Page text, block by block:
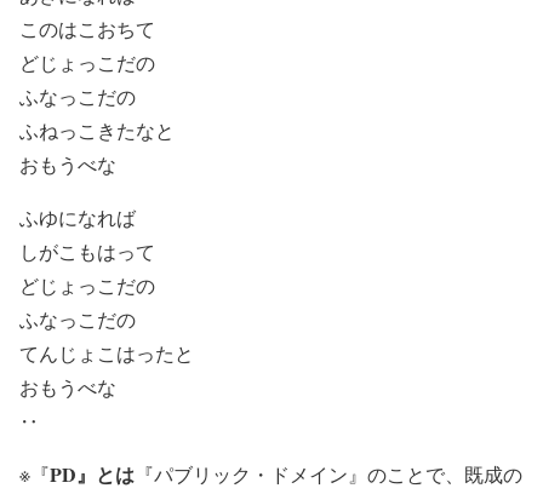
このはこおちて
どじょっこだの
ふなっこだの
ふねっこきたなと
おもうべな
ふゆになれば
しがこもはって
どじょっこだの
ふなっこだの
てんじょこはったと
おもうべな
‥
※『PD』とは 『パブリック・ドメイン』のことで、既成の